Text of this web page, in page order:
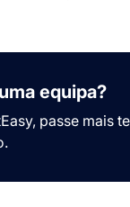
equipa?
passe mais